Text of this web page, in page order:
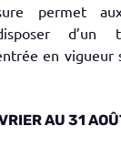
permet
d’un
en
AU 31